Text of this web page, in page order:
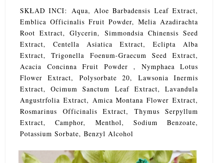
SKŁAD INCI: Aqua, Aloe Barbadensis Leaf Extract,
Emblica Officinalis Fruit Powder, Melia Azadirachta
Root Extract, Glycerin, Simmondsia Chinensis Seed
Extract, Centella Asiatica Extract, Eclipta Alba
Extract, Trigonella Foenum-Graecum Seed Extract,
Acacia Concinna Fruit Powder , Nymphaea Lotus
Flower Extract, Polysorbate 20, Lawsonia Inermis
Extract, Ocimum Sanctum Leaf Extract, Lavandula
Angustrfolia Extract, Amica Montana Flower Extract,
Rosmarinus Officinalis Extract, Thymus Serpyllum
Extract, Camphor, Menthol, Sodium Benzoate,
Potassium Sorbate, Benzyl Alcohol